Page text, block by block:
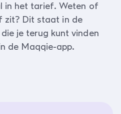
in het tarief. Weten of
zit? Dit staat in de
je terug kunt vinden
de Maqqie-app.